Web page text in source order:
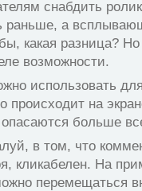
снабдить
раньше, а
какая разница? Но
возможности.
использовать
происходит на
опасаются больше
в том, что
кликабелен. На
перемещаться